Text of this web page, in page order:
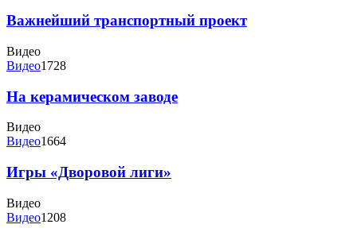
Важнейший транспортный проект
Видео
Видео1728
На керамическом заводе
Видео
Видео1664
Игры «Дворовой лиги»
Видео
Видео1208